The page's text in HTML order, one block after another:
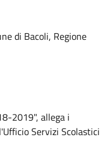
di Bacoli, Regione
2019", allega i
Servizi Scolastici